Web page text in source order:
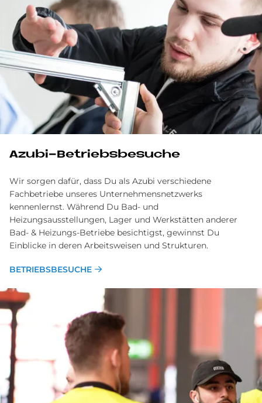
Azu­bi-Be­triebs­be­su­che
Wir sorgen dafür, dass Du als Azubi verschiedene
Fachbetriebe unseres Unternehmensnetzwerks
kennenlernst. Während Du Bad- und
Heizungsausstellungen, Lager und Werkstätten anderer
Bad- & Heizungs-Betriebe besichtigst, gewinnst Du
Einblicke in deren Arbeitsweisen und Strukturen.
BETRIEBSBESUCHE